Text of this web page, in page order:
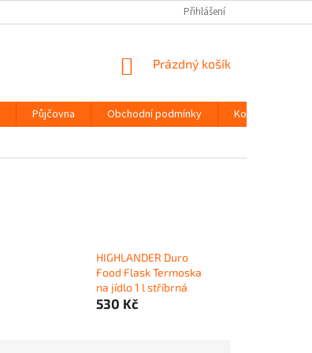
Přihlášení
NÁKUPNÍ
Prázdný košík
Půjčovna Obchodní podmínky
Kontakty
HIGHLANDER Duro
Food Flask Termoska
na jídlo 1 l stříbrná
530 Kč